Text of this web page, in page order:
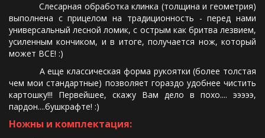
Слесарная обработка клинка (толщина и геометрия)
выполнена с прицелом на традиционность - перед нами
универсальный лесной ломик, с острым как бритва лезвием,
усиленным кончиком, и в итоге, получается нож, который
может ВСЕ! :)
А еще классическая форма рукоятки (более толстая
чем мои стандартные) позволяет гораздо удобнее чистить
картошку!!! Первейшее, скажу Вам дело в похо.... эээээ,
пардон....бушкрафте! :)
Ножны и комплектация: